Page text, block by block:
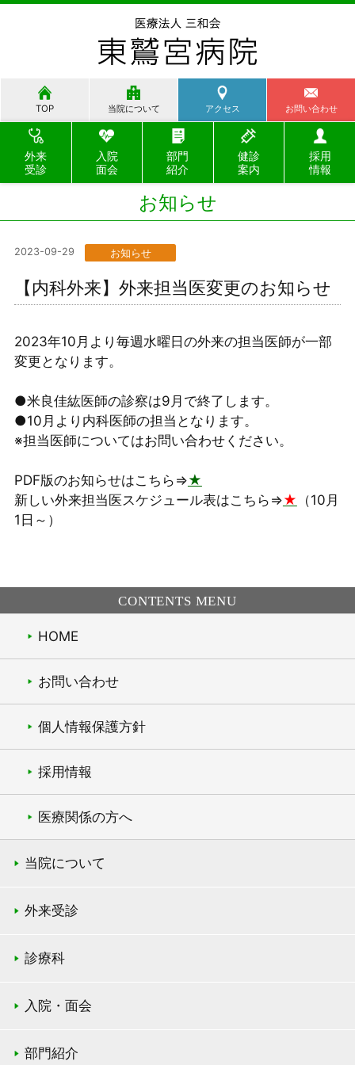
TOP 当院について アクセス お問い合わせ
外来
受診
入院
面会
部門
紹介
健診
案内
採用
情報
お知らせ
2023-09-29 お知らせ
【内科外来】外来担当医変更のお知らせ
2023年10月より毎週水曜日の外来の担当医師が一部
変更となります。
●米良佳紘医師の診察は9月で終了します。
●10月より内科医師の担当となります。
※担当医師についてはお問い合わせください。
PDF版のお知らせはこちら⇒★
新しい外来担当医スケジュール表はこちら⇒★ （10月
1日～）
CONTENTS MENU
HOME
お問い合わせ
個人情報保護方針
採用情報
医療関係の方へ
当院について
外来受診
診療科
入院・面会
部門紹介